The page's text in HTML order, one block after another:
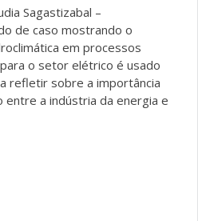
Sagastizabal –
de caso mostrando o
em processos
o setor elétrico é usado
refletir sobre a importância
a indústria da energia e